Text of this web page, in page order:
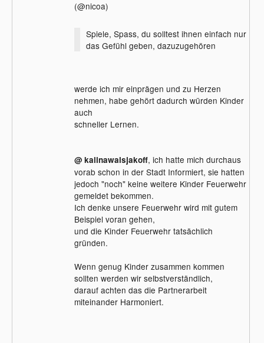
(@nicoa)
Spiele, Spass, du solltest ihnen einfach nur
das Gefühl geben, dazuzugehören
werde ich mir einprägen und zu Herzen
nehmen, habe gehört dadurch würden Kinder
auch
schneller Lernen.
@ kalinawalsjakoff, ich hatte mich durchaus
vorab schon in der Stadt Informiert, sie hatten
jedoch "noch" keine weitere Kinder Feuerwehr
gemeldet bekommen.
Ich denke unsere Feuerwehr wird mit gutem
Beispiel voran gehen,
und die Kinder Feuerwehr tatsächlich
gründen.
Wenn genug Kinder zusammen kommen
sollten werden wir selbstverständlich,
darauf achten das die Partnerarbeit
miteinander Harmoniert.